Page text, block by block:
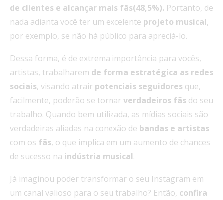
de clientes e alcançar mais fãs(48,5%). Portanto, de
nada adianta você ter um excelente projeto musical,
por exemplo, se não há público para apreciá-lo.
Dessa forma, é de extrema importância para vocês,
artistas, trabalharem de forma estratégica as redes
sociais, visando atrair potenciais seguidores que,
facilmente, poderão se tornarverdadeiros fãs do seu
trabalho. Quando bem utilizada, as mídias sociais são
verdadeiras aliadas na conexão de bandas e artistas
com os fãs, o que implica em um aumento de chances
de sucesso na indústria musical.
Já imaginou poder transformar o seu Instagram em
um canal valioso para o seu trabalho? Então, confira